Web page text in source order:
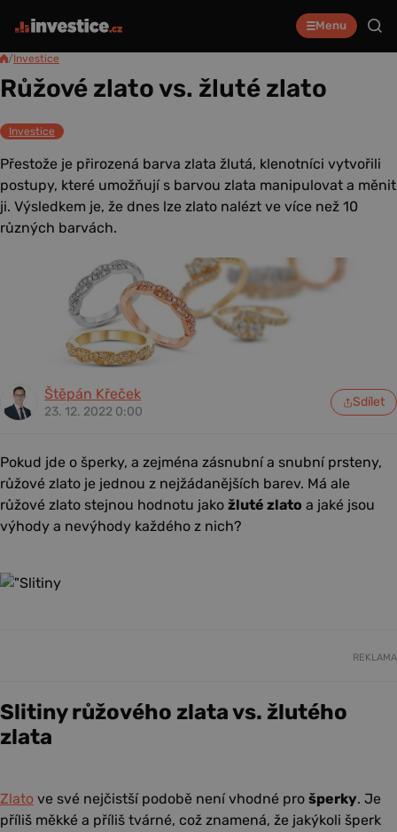
Menu
/Investice
Růžové zlato vs. žluté zlato
Investice
Přestože je přirozená barva zlata žlutá, klenotníci vytvořili
postupy, které umožňují s barvou zlata manipulovat a měnit
ji. Výsledkem je, že dnes lze zlato nalézt ve více než 10
různých barvách.
Štěpán Křeček
23. 12. 2022 0:00
Sdílet
Pokud jde o šperky, a zejména zásnubní a snubní prsteny,
růžové zlato je jednou z nejžádanějších barev. Má ale
růžové zlato stejnou hodnotu jako žluté zlato a jaké jsou
výhody a nevýhody každého z nich?
REKLAMA
Slitiny růžového zlata vs. žlutého
zlata
Zlato ve své nejčistší podobě není vhodné pro šperky. Je
příliš měkké a příliš tvárné, což znamená, že jakýkoli šperk